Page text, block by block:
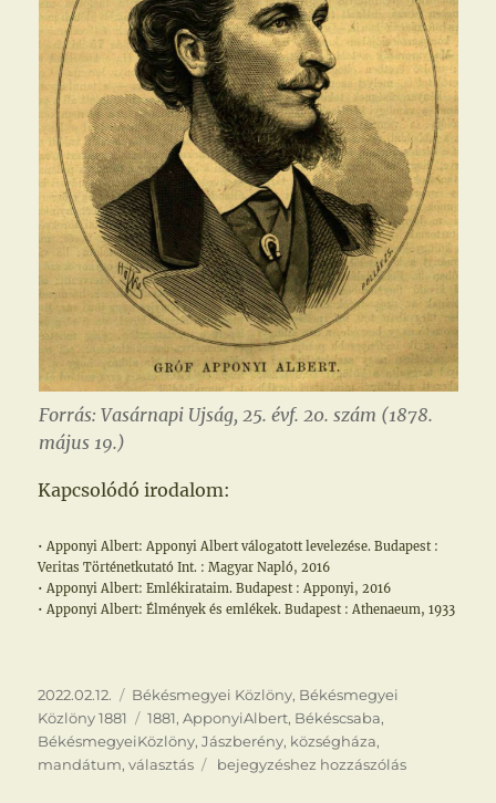
Forrás: Vasárnapi Ujság, 25. évf. 20. szám (1878.
május 19.)
Kapcsolódó irodalom:
• Apponyi Albert: Apponyi Albert válogatott levelezése. Budapest :
Veritas Történetkutató Int. : Magyar Napló, 2016
• Apponyi Albert: Emlékirataim. Budapest : Apponyi, 2016
• Apponyi Albert: Élmények és emlékek. Budapest : Athenaeum, 1933
Közzétéve
2022.02.12. Kategória
Békésmegyei Közlöny, Békésmegyei
Közlöny 1881
Címke
1881,ApponyiAlbert, Békéscsaba,
BékésmegyeiKözlöny,Jászberény, községháza,
mandátum,választás Megjövendöltük
bejegyzéshez hozzászólás